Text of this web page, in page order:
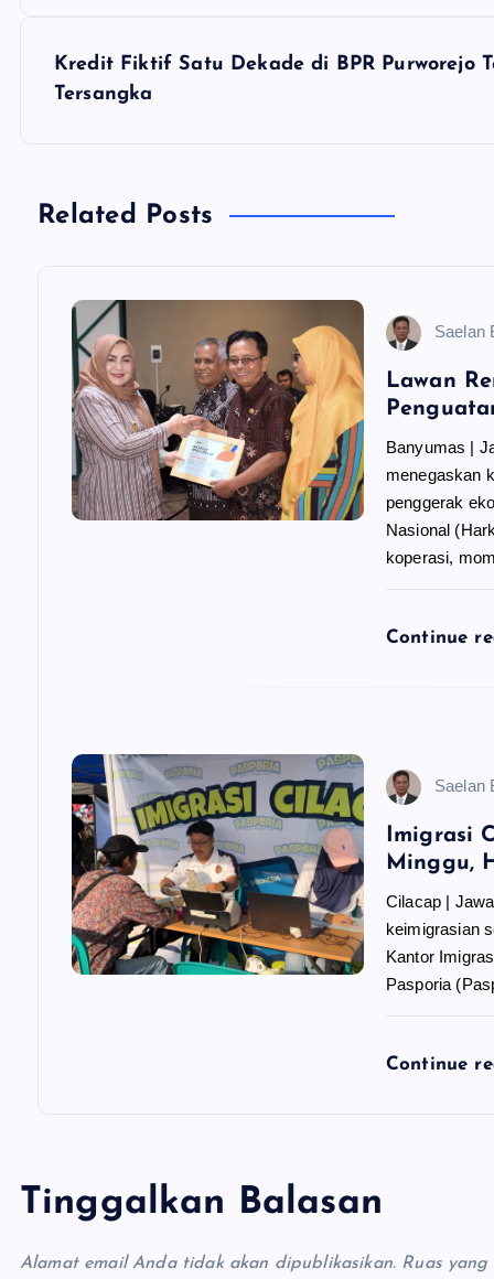
g
Kredit Fiktif Satu Dekade di BPR Purworejo
Tersangka
Related Posts
Saelan
Lawan
Banyumas |
menegaskan
penggerak
Nasional
koperasi,
Continue
Saelan
Imigrasi
Minggu,
Cilacap |
keimigrasian
Kantor
Pasporia
Continue
Tinggalkan Balasan
Alamat email Anda tidak akan dipublikasikan. Ruas